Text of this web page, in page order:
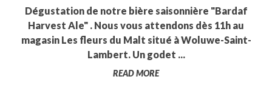
Dégustation de notre bière saisonnière "Bardaf
Harvest Ale" . Nous vous attendons dès 11h au
magasin Les fleurs du Malt situé à Woluwe-Saint-
Lambert. Un godet ...
READ MORE